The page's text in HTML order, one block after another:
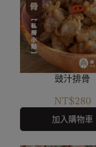
豉汁排骨
NT$280
加入購物車